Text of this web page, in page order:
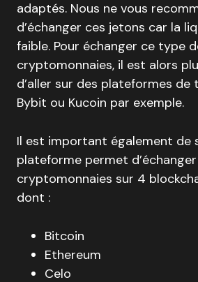
adaptés. Nous ne vous
d’échanger ces jetons car la
faible. Pour échanger ce type
cryptomonnaies, il est alors
d’aller sur des plateformes
Bybit ou Kucoin par exemple.
Il est important également de
plateforme permet
cryptomonnaies sur 4
dont :
Bitcoin
Ethereum
Celo